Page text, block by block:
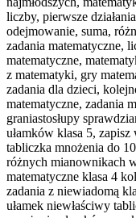
liczby, pierwsze
odejmowanie, suma,
zadania matematyczne,
matematyczne,
z matematyki, gry
zadania dla dzieci,
matematyczne, zadania
graniastosłupy
ułamków klasa 5,
tabliczka mnożenia do
różnych mianownikach
matematyczne klasa 4
zadania z niewiadomą
ułamek niewłaściwy